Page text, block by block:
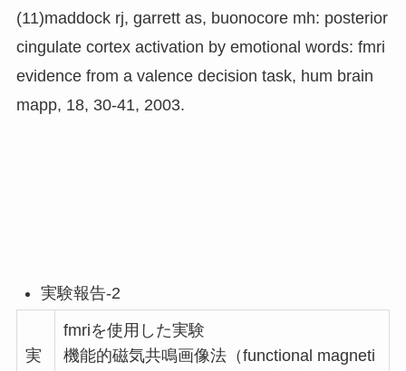
(11)maddock rj, garrett as, buonocore mh: posterior
cingulate cortex activation by emotional words: fmri
evidence from a valence decision task, hum brain
mapp, 18, 30-41, 2003.
実験報告-2
実
fmriを使用した実験
機能的磁気共鳴画像法（functional magneti